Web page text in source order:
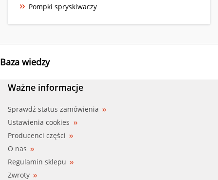
Pompki spryskiwaczy
Baza wiedzy
Ważne informacje
Sprawdź status zamówienia
Ustawienia cookies
Producenci części
O nas
Regulamin sklepu
Zwroty